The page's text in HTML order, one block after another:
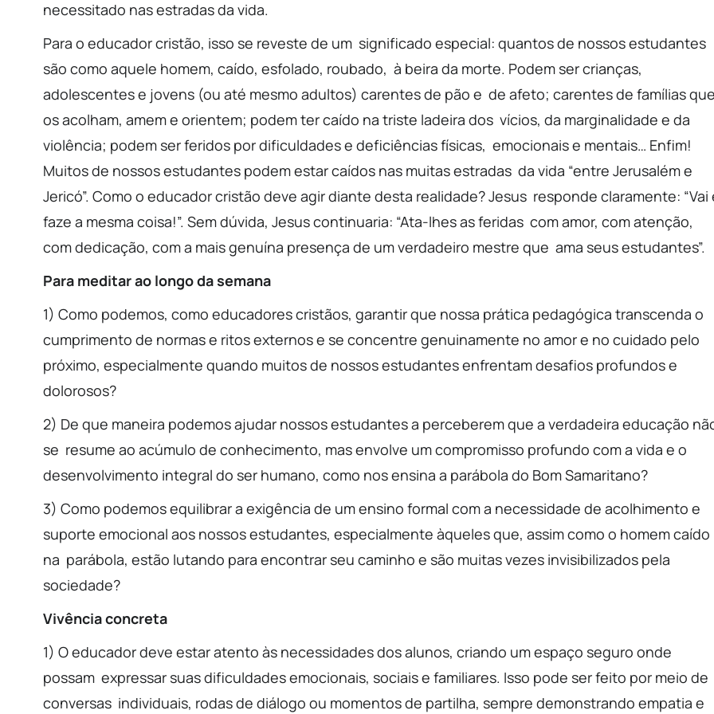
necessitado nas estradas da vida.
Para o educador cristão, isso se reveste de um significado especial: quantos de nossos estudantes
são como aquele homem, caído, esfolado, roubado, à beira da morte. Podem ser crianças,
adolescentes e jovens (ou até mesmo adultos) carentes de pão e de afeto; carentes de famílias
os acolham, amem e orientem; podem ter caído na triste ladeira dos vícios, da marginalidade e da
violência; podem ser feridos por dificuldades e deficiências físicas, emocionais e mentais… Enfim!
Muitos de nossos estudantes podem estar caídos nas muitas estradas da vida “entre Jerusalém e
Jericó”. Como o educador cristão deve agir diante desta realidade? Jesus responde claramente: “Vai
faze a mesma coisa!”. Sem dúvida, Jesus continuaria: “Ata-lhes as feridas com amor, com atenção,
com dedicação, com a mais genuína presença de um verdadeiro mestre que ama seus estudantes”.
Para meditar ao longo da semana
1) Como podemos, como educadores cristãos, garantir que nossa prática pedagógica transcenda o
cumprimento de normas e ritos externos e se concentre genuinamente no amor e no cuidado pelo
próximo, especialmente quando muitos de nossos estudantes enfrentam desafios profundos e
dolorosos?
2) De que maneira podemos ajudar nossos estudantes a perceberem que a verdadeira educação
se resume ao acúmulo de conhecimento, mas envolve um compromisso profundo com a vida e o
desenvolvimento integral do ser humano, como nos ensina a parábola do Bom Samaritano?
3) Como podemos equilibrar a exigência de um ensino formal com a necessidade de acolhimento e
suporte emocional aos nossos estudantes, especialmente àqueles que, assim como o homem caído
na parábola, estão lutando para encontrar seu caminho e são muitas vezes invisibilizados pela
sociedade?
Vivência concreta
1) O educador deve estar atento às necessidades dos alunos, criando um espaço seguro onde
possam expressar suas dificuldades emocionais, sociais e familiares. Isso pode ser feito por meio de
conversas individuais, rodas de diálogo ou momentos de partilha, sempre demonstrando empatia e